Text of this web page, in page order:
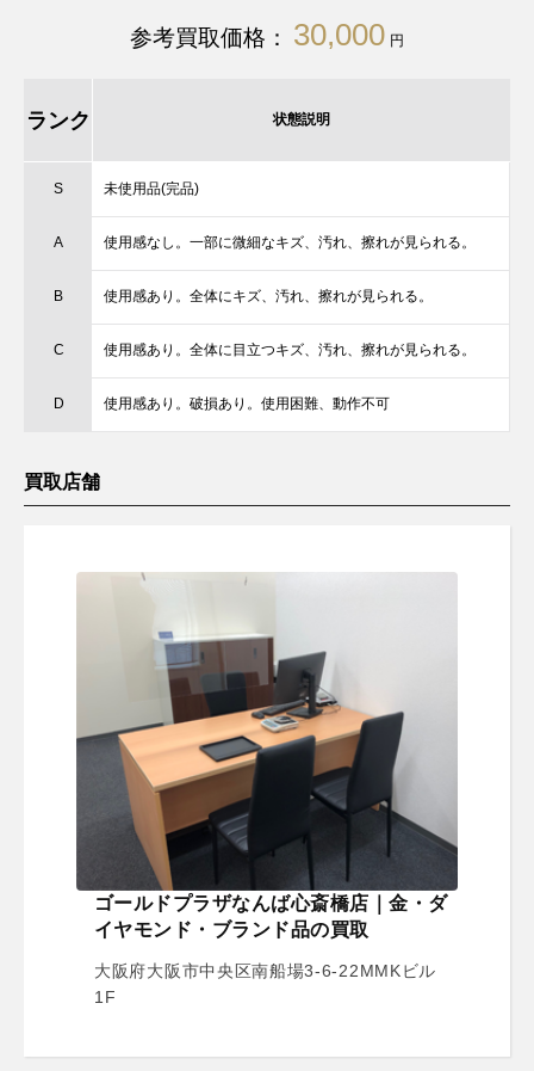
参考買取価格： 30,000 円
ランク 状態説明
S 未使用品(完品)
A 使用感なし。一部に微細なキズ、汚れ、擦れが見られる。
B 使用感あり。全体にキズ、汚れ、擦れが見られる。
C 使用感あり。全体に目立つキズ、汚れ、擦れが見られる。
D 使用感あり。破損あり。使用困難、動作不可
買取店舗
ゴールドプラザなんば心斎橋店｜金・ダ
イヤモンド・ブランド品の買取
大阪府大阪市中央区南船場3-6-22MMKビル
1F